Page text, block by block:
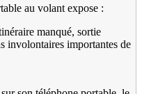
au volant expose :
manqué, sortie
involontaires importantes de